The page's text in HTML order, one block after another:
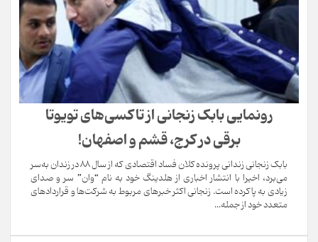
رونمایی بابک زنجانی از تاکسی‌های ‎تویوتا
‎برقی در کرج، قشم و اصفهان!
بابک زنجانی زندانی پرونده کلان فساد اقتصادی که از سال ۸۸ در زندان به‌سر
می‌برد، اخیرا با انتشار اخباری از هلدینگ خود به نام “وان” سر و صدای
زیادی به پا کرده است. زنجانی اکثر خبرهای مربوط به شرکت‌ها و قراردادهای
متعدد خود از جمله...